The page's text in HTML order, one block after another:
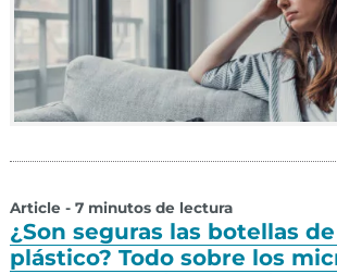
Article - 7 minutos de lectura
¿Son seguras las botellas
plástico? Todo sobre los